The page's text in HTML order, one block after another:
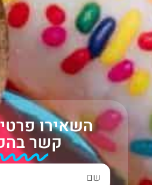
השאירו
קשר